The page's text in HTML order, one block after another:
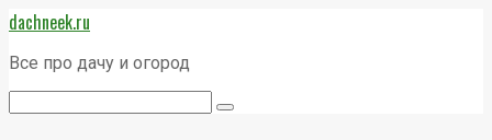
Перейти
к
контенту
dachneek.ru
Все про дачу и огород